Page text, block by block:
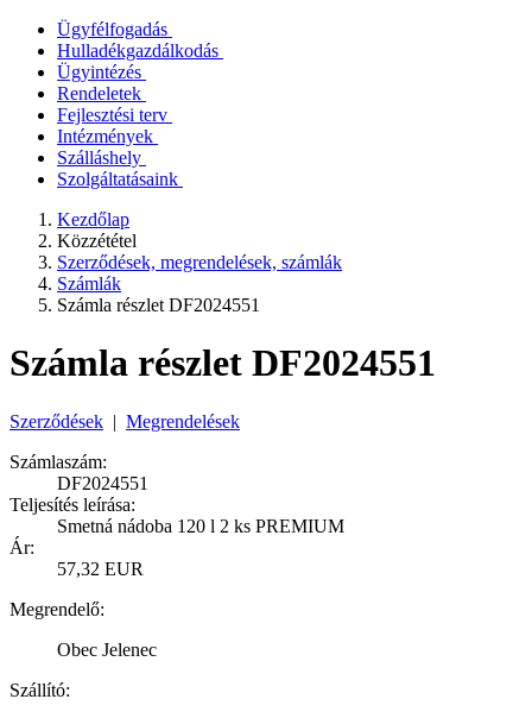
Ügyfélfogadás
Hulladékgazdálkodás
Ügyintézés
Rendeletek
Fejlesztési terv
Intézmények
Szálláshely
Szolgáltatásaink
Kezdőlap
Közzététel
Szerződések, megrendelések, számlák
Számlák
Számla részlet DF2024551
Számla részlet DF2024551
Szerződések | Megrendelések
Számlaszám:
DF2024551
Teljesítés leírása:
Smetná nádoba 120 l 2 ks PREMIUM
Ár:
57,32 EUR
Megrendelő:
Obec Jelenec
Szállító: